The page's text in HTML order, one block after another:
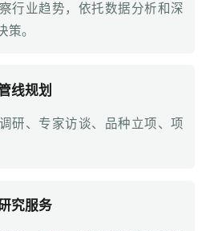
行业趋势，依托数据分析和深
策。
线规划
研、专家访谈、品种立项、项
究服务